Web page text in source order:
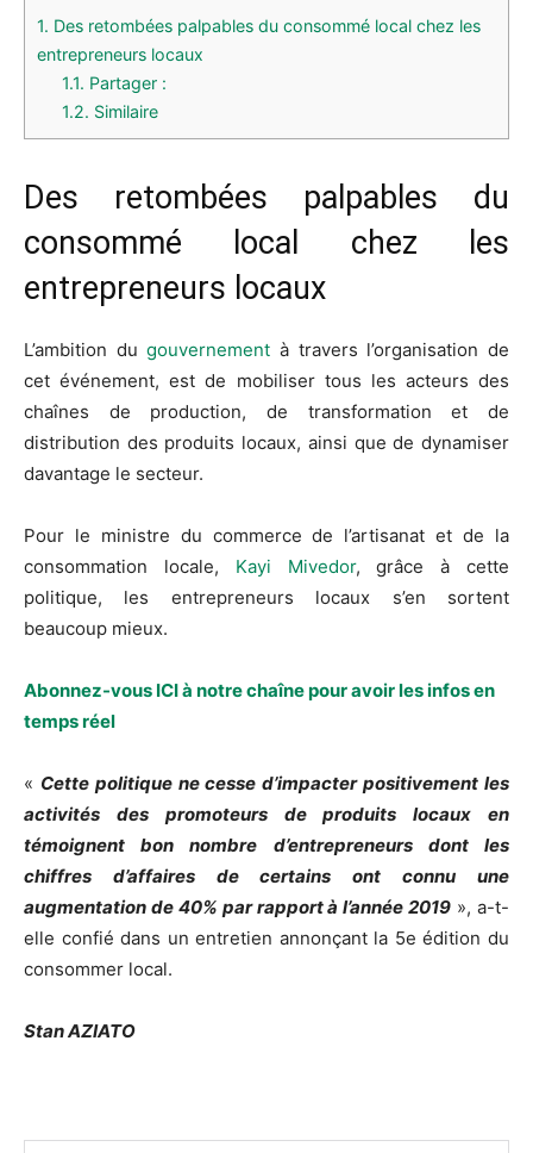
1. Des retombées palpables du consommé local chez les
entrepreneurs locaux
1.1. Partager :
1.2. Similaire
Des retombées palpables du
consommé local chez les
entrepreneurs locaux
L’ambition dugouvernement à travers l’organisation de
cet événement, est de mobiliser tous les acteurs des
chaînes de production, de transformation et de
distribution des produits locaux, ainsi que de dynamiser
davantage le secteur.
Pour le ministre du commerce de l’artisanat et de la
consommation locale, Kayi Mivedor, grâce à cette
politique, les entrepreneurs locaux s’en sortent
beaucoup mieux.
Abonnez-vous ICI à notre chaîne pour avoir les infos en
temps réel
« Cette politique ne cesse d’impacter positivement les
activités des promoteurs de produits locaux en
témoignent bon nombre d’entrepreneurs dont les
chiffres d’affaires de certains ont connu une
augmentation de 40% par rapport à l’année 2019 », a-t-
elle confié dans un entretien annonçant la 5e édition du
consommer local.
Stan AZIATO